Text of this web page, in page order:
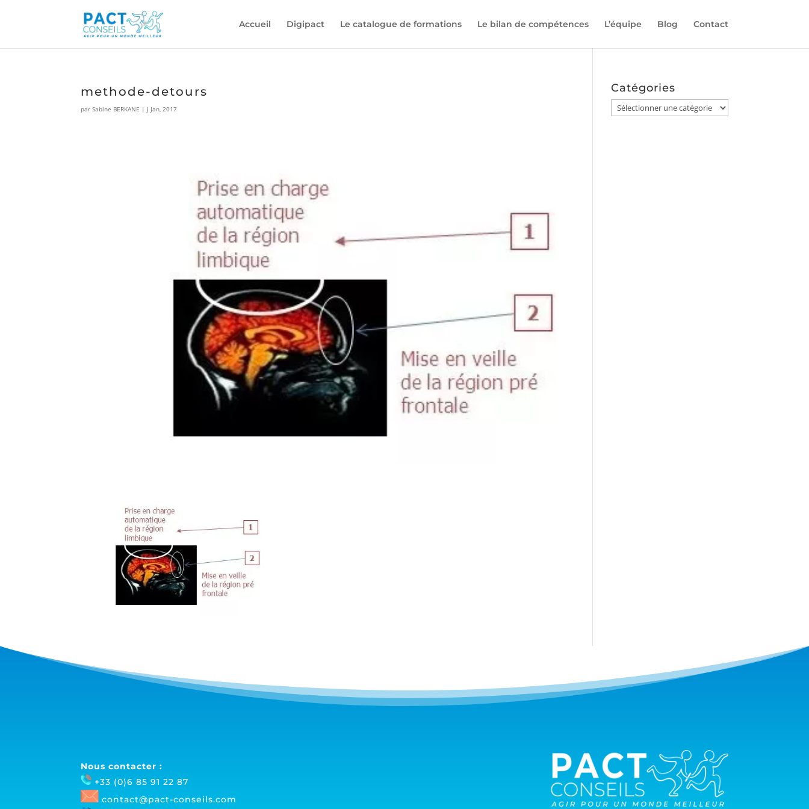
Accueil Digipact Le catalogue de formations Le bilan de compétences L’équipe Blog Contact
methode-detours
parSabine BERKANE | J Jan, 2017
Catégories
Catégories
Nous contacter :
+33 (0)6 85 91 2287
contact@pact-conseils.com